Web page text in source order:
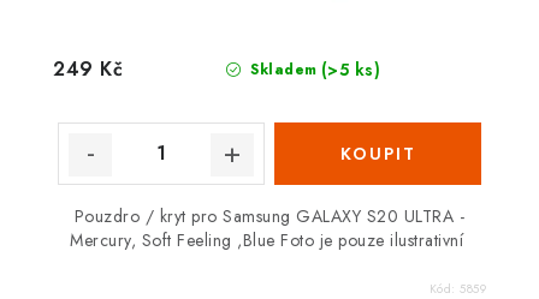
Skladem (>5 ks)
249 Kč
Pouzdro / kryt pro Samsung GALAXY S20 ULTRA -
Mercury, Soft Feeling ,Blue Foto je pouze ilustrativní
Kód: 5859